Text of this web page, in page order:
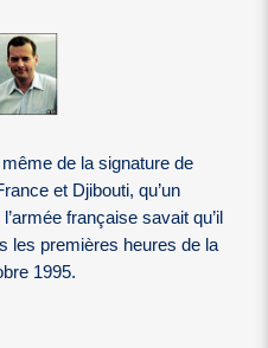
de la signature de
et Djibouti, qu’un
française savait qu’il
les premières heures de la
1995.